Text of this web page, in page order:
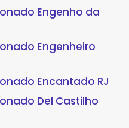
Engenho da
Engenheiro
Encantado RJ
Del Castilho